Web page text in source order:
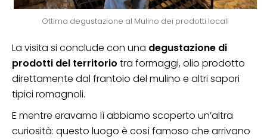
Ottima degustazione al Mulino dei prodotti locali
La visita si conclude con una degustazione di
prodotti del territorio tra formaggi, olio prodotto
direttamente dal frantoio del mulino e altri sapori
tipici romagnoli.
E mentre eravamo lì abbiamo scoperto un’altra
curiosità: questo luogo è così famoso che arrivano